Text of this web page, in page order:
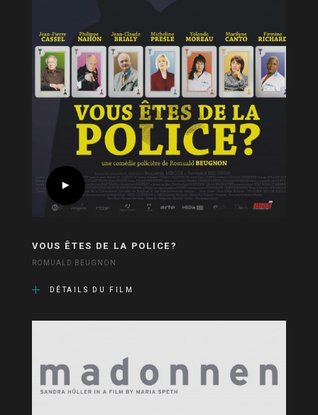
VOUS ÊTES DE LA POLICE?
ROMUALD BEUGNON
DÉTAILS DU FILM